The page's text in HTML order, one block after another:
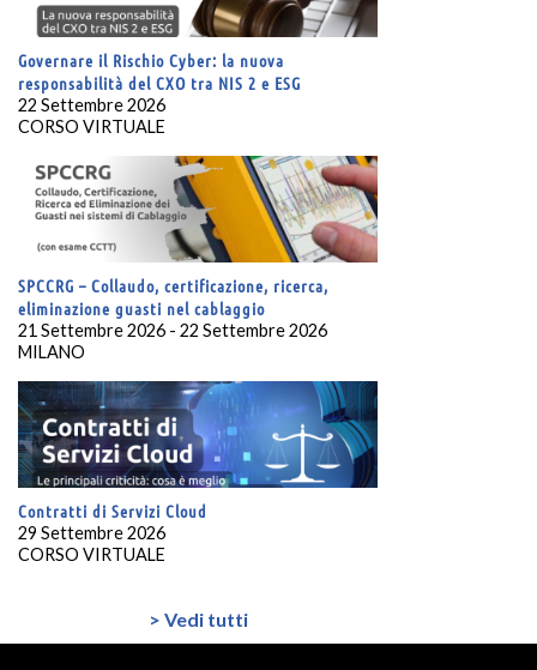
Governare il Rischio Cyber: la nuova
responsabilità del CXO tra NIS 2 e ESG
22 Settembre 2026
CORSO VIRTUALE
SPCCRG – Collaudo, certificazione, ricerca,
eliminazione guasti nel cablaggio
21 Settembre 2026 - 22 Settembre 2026
MILANO
Contratti di Servizi Cloud
29 Settembre 2026
CORSO VIRTUALE
> Vedi tutti